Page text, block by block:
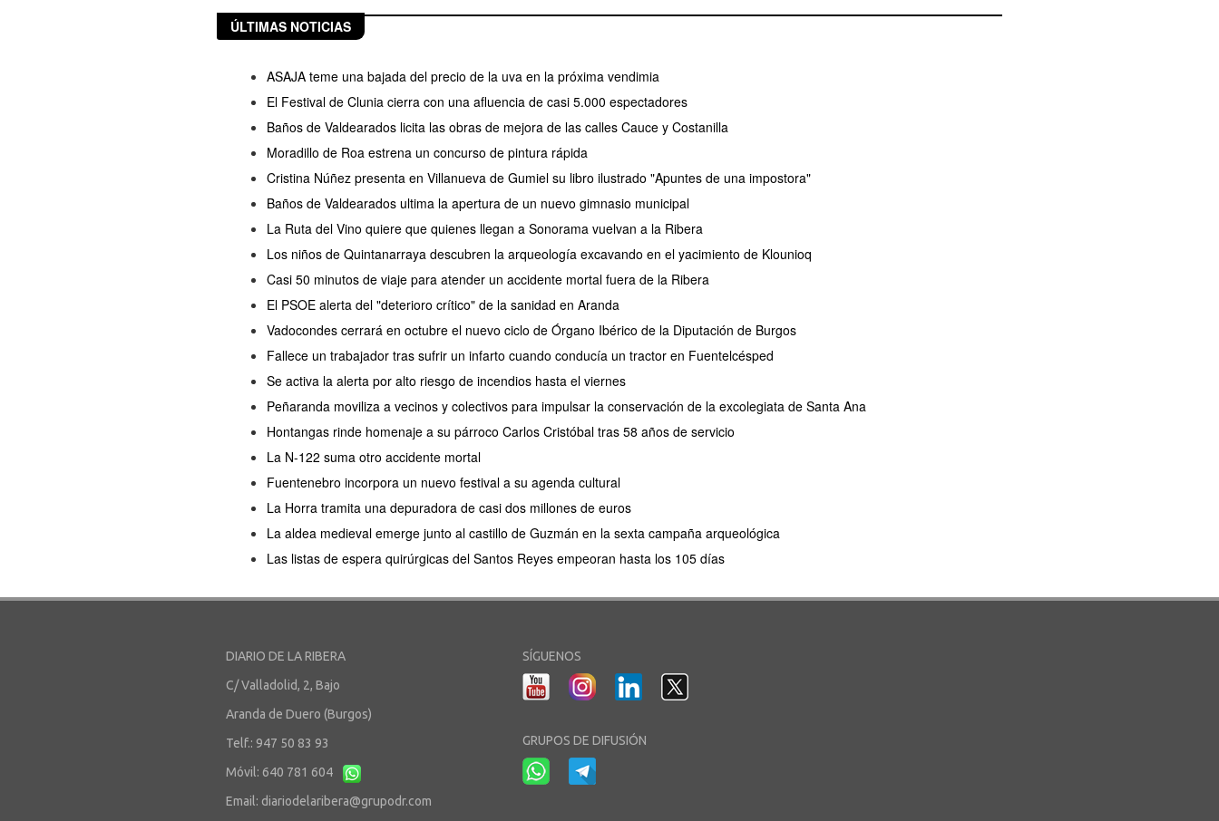
ÚLTIMAS NOTICIAS
ASAJA teme una bajada del precio de la uva en la próxima vendimia
El Festival de Clunia cierra con una afluencia de casi 5.000 espectadores
Baños de Valdearados licita las obras de mejora de las calles Cauce y Costanilla
Moradillo de Roa estrena un concurso de pintura rápida
Cristina Núñez presenta en Villanueva de Gumiel su libro ilustrado "Apuntes de una impostora"
Baños de Valdearados ultima la apertura de un nuevo gimnasio municipal
La Ruta del Vino quiere que quienes llegan a Sonorama vuelvan a la Ribera
Los niños de Quintanarraya descubren la arqueología excavando en el yacimiento de Klounioq
Casi 50 minutos de viaje para atender un accidente mortal fuera de la Ribera
El PSOE alerta del "deterioro crítico" de la sanidad en Aranda
Vadocondes cerrará en octubre el nuevo ciclo de Órgano Ibérico de la Diputación de Burgos
Fallece un trabajador tras sufrir un infarto cuando conducía un tractor en Fuentelcésped
Se activa la alerta por alto riesgo de incendios hasta el viernes
Peñaranda moviliza a vecinos y colectivos para impulsar la conservación de la excolegiata de Santa Ana
Hontangas rinde homenaje a su párroco Carlos Cristóbal tras 58 años de servicio
La N-122 suma otro accidente mortal
Fuentenebro incorpora un nuevo festival a su agenda cultural
La Horra tramita una depuradora de casi dos millones de euros
La aldea medieval emerge junto al castillo de Guzmán en la sexta campaña arqueológica
Las listas de espera quirúrgicas del Santos Reyes empeoran hasta los 105 días
DIARIO DE LA RIBERA
C/ Valladolid, 2, Bajo
Aranda de Duero (Burgos)
Telf.: 947 50 83 93
Móvil: 640 781 604
Email: diariodelaribera@grupodr.com
SÍGUENOS
GRUPOS DE DIFUSIÓN